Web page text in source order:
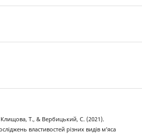
Т., & Вербицький, С. (2021).
властивостей різних видів м’яса